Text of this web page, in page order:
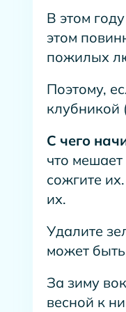
В этом
этом
пожилых
Поэтому,
клубникой
С чего
что мешает
сожгите
их.
Удалите
может
За зиму
весной к